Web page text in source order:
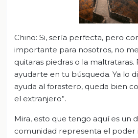
Chino: Si, sería perfecta, pero
importante para nosotros, no
quitaras piedras o la
ayudarte en tu búsqueda. Ya lo
ayuda al forastero, queda bien
el extranjero”.
Mira, esto que tengo aquí es un
comunidad representa el poder